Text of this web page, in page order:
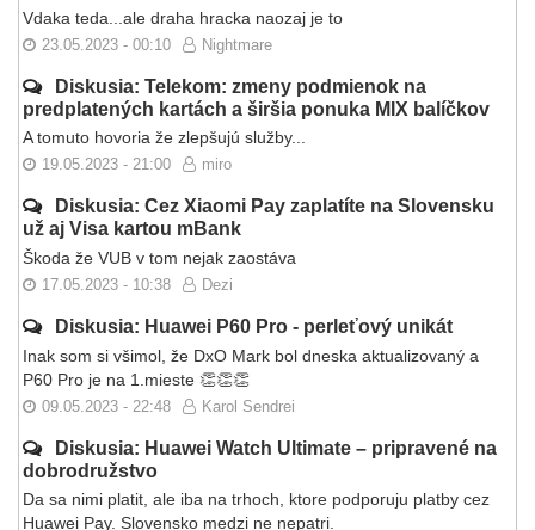
Vdaka teda...ale draha hracka naozaj je to
23.05.2023 - 00:10 Nightmare
Diskusia: Telekom: zmeny podmienok na
predplatených kartách a širšia ponuka MIX balíčkov
A tomuto hovoria že zlepšujú služby...
19.05.2023 - 21:00 miro
Diskusia: Cez Xiaomi Pay zaplatíte na Slovensku
už aj Visa kartou mBank
Škoda že VUB v tom nejak zaostáva
17.05.2023 - 10:38 Dezi
Diskusia: Huawei P60 Pro - perleťový unikát
Inak som si všimol, že DxO Mark bol dneska aktualizovaný a
P60 Pro je na 1.mieste 👏👏👏
09.05.2023 - 22:48 Karol Sendrei
Diskusia: Huawei Watch Ultimate – pripravené na
dobrodružstvo
Da sa nimi platit, ale iba na trhoch, ktore podporuju platby cez
Huawei Pay. Slovensko medzi ne nepatri.